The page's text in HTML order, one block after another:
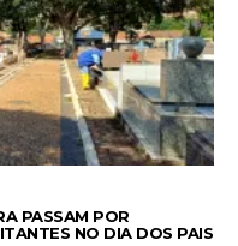
PASSAM POR
NO DIA DOS PAIS